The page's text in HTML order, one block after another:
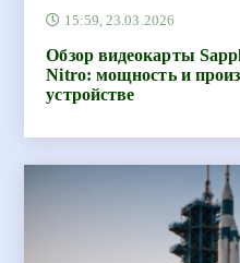
15:59, 23.03.2026
Обзор видеокарты
Nitro: мощность и
устройстве